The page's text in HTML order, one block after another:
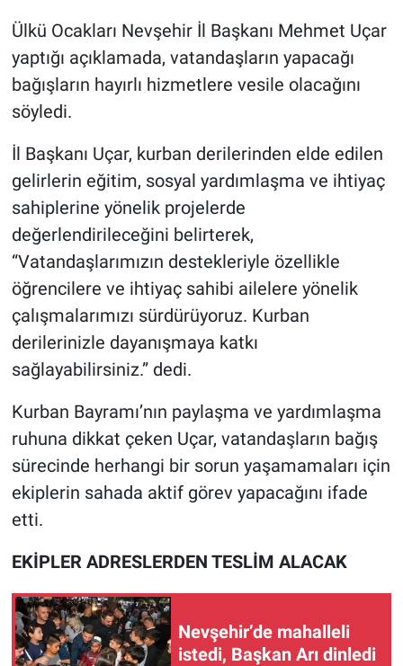
Ülkü Ocakları Nevşehir İl Başkanı Mehmet Uçar
yaptığı açıklamada, vatandaşların yapacağı
bağışların hayırlı hizmetlere vesile olacağını
söyledi.
İl Başkanı Uçar, kurban derilerinden elde edilen
gelirlerin eğitim, sosyal yardımlaşma ve ihtiyaç
sahiplerine yönelik projelerde
değerlendirileceğini belirterek,
“Vatandaşlarımızın destekleriyle özellikle
öğrencilere ve ihtiyaç sahibi ailelere yönelik
çalışmalarımızı sürdürüyoruz. Kurban
derilerinizle dayanışmaya katkı
sağlayabilirsiniz.” dedi.
Kurban Bayramı’nın paylaşma ve yardımlaşma
ruhuna dikkat çeken Uçar, vatandaşların bağış
sürecinde herhangi bir sorun yaşamamaları için
ekiplerin sahada aktif görev yapacağını ifade
etti.
EKİPLER ADRESLERDEN TESLİM ALACAK
Nevşehir’de mahalleli
istedi, Başkan Arı dinledi